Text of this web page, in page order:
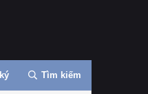
Tìm kiếm